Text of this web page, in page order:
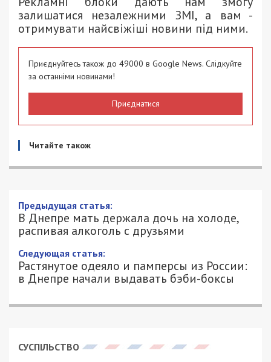
залишатися незалежними ЗМІ, а вам -
отримувати найсвіжіші новини під ними.
Приєднуйтесь також до 49000 в Google News. Слідкуйте
за останніми новинами!
Приєднатися
Читайте також
В Днепре мать держала дочь на
холоде, распивая алкоголь с друзьями
4/10/2018 - 13:20
АЛЕКСЕЙ ВАЛЕНКО - СПЕЦИАЛЬНО
ДЛЯ 49000.COM.UA
3047
Вчера, 3 октября, в два часа ночи на жилмассив
на улице находилась очень пьяная женщина с